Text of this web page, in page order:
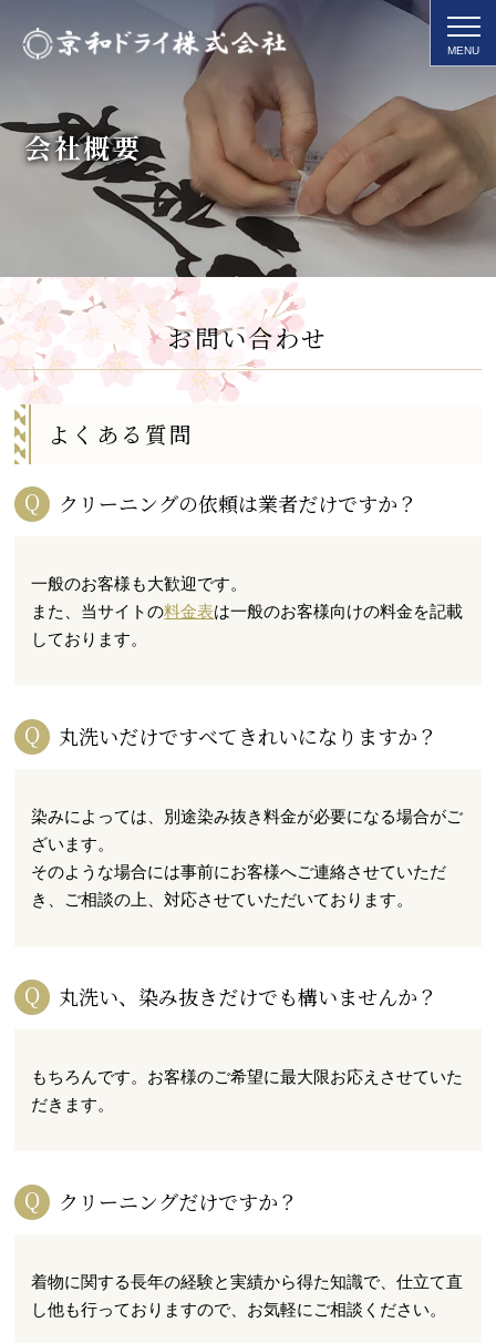
会社概要
お問い合わせ
よくある質問
クリーニングの依頼は業者だけですか？
一般のお客様も大歓迎です。
また、当サイトの料金表は一般のお客様向けの料金を記載
しております。
丸洗いだけですべてきれいになりますか？
染みによっては、別途染み抜き料金が必要になる場合がご
ざいます。
そのような場合には事前にお客様へご連絡させていただ
き、ご相談の上、対応させていただいております。
丸洗い、染み抜きだけでも構いませんか？
もちろんです。お客様のご希望に最大限お応えさせていた
だきます。
クリーニングだけですか？
着物に関する長年の経験と実績から得た知識で、仕立て直
し他も行っておりますので、お気軽にご相談ください。